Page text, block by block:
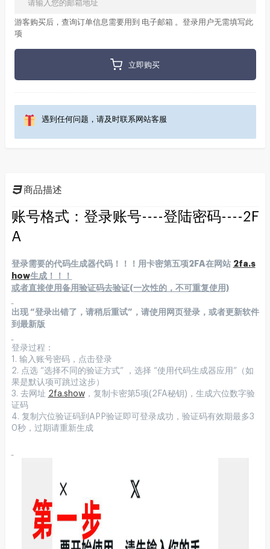
游客购买后，查询订单信息需要用到 电子邮箱 。登录用户无需填写此
项
立即购买
遇到任何问题，请及时联系网站客服
商品描述
账号格式：登录账号----登陆密码----2F
A
登录需要的代码生成器代码！！！用卡密第五项2FA在网站 2fa.s
how生成！！！
或者直接使用备用验证码去验证(一次性的，不可重复使用)
出现 “登录出错了 ，请稍后重试”， 请使用网页登录，或者更新软件
到最新版
登录过程：
1. 输入账号密码，点击登录
2. 点选 “选择不同的验证方式” ，选择 “使用代码生成器应用”（如
果是默认项可跳过这步）
3. 去网址 2fa.show，复制卡密第5项(2FA秘钥)，生成六位数字验
证码
4. 复制六位验证码到APP验证即可登录成功，验证码有效期最多3
0秒，过期请重新生成